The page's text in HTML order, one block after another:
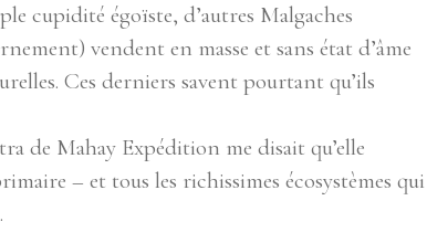
cupidité égoïste, d’autres Malgaches
vendent en masse et sans état d’âme
Ces derniers savent pourtant qu’ils
de Mahay Expédition me disait qu’elle
– et tous les richissimes écosystèmes qui